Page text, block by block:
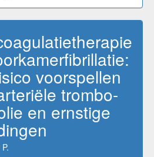
voorspellen
trombo-
en ernstige